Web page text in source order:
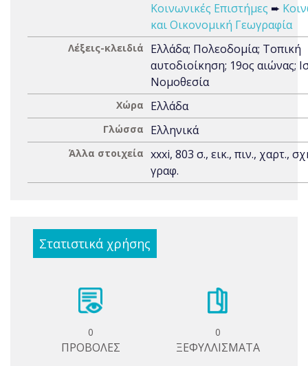
Κοινωνικές Επιστήμες ➨
και Οικονομική Γεωγραφία
Λέξεις-κλειδιά
Ελλάδα; Πολεοδομία; Τοπική
αυτοδιοίκηση; 19ος αιώνας;
Νομοθεσία
Χώρα Ελλάδα
Γλώσσα Ελληνικά
Άλλα στοιχεία xxxi, 803 σ., εικ., πιν., χαρτ.,
γραφ.
Στατιστικά χρήσης
0
ΠΡΟΒΟΛΕΣ
0
ΞΕΦΥΛΛΙΣΜΑΤΑ